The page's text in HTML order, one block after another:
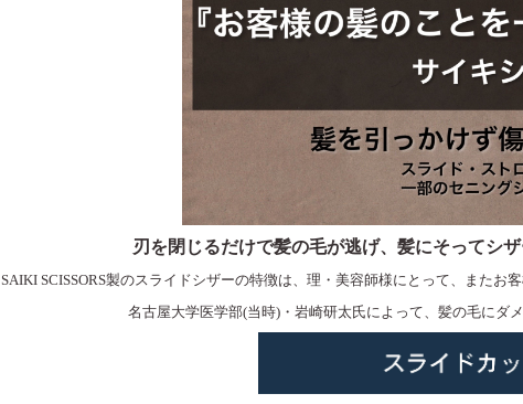
刃を閉じるだけで髪の毛が逃げ、髪にそってシ
SAIKI SCISSORS製のスライドシザーの特徴は、理・美容師様にとって、また
名古屋大学医学部(当時)・岩崎研太氏によって、髪の毛にダ